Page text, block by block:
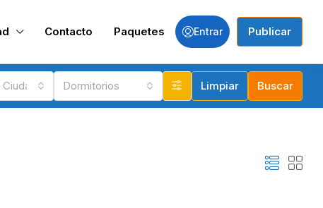
Contacto Paquetes Entrar Publicar
Dormitorios Limpiar Buscar